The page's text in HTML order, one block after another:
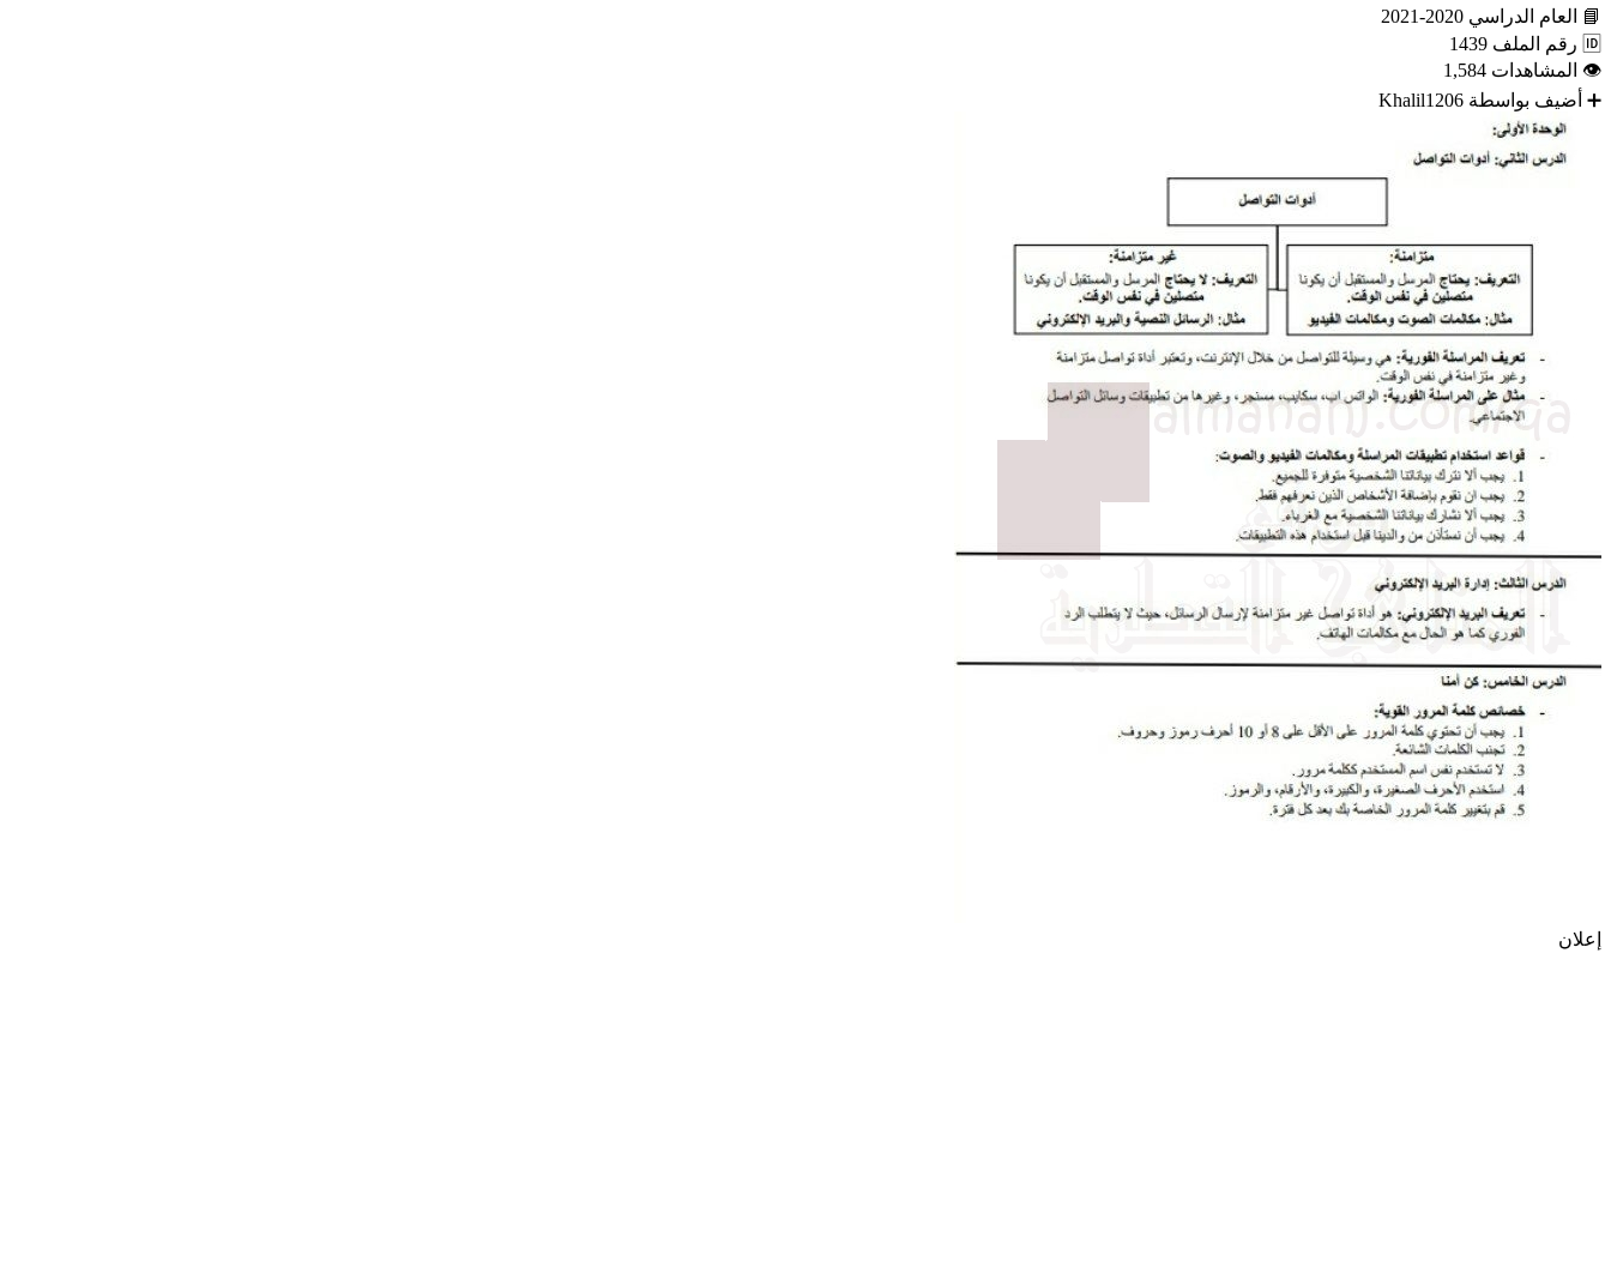
📘 العام الدراسي 2020-2021
🆔 رقم الملف 1439
👁 المشاهدات 1,584
➕ أضيف بواسطة Khalil1206
إعلان